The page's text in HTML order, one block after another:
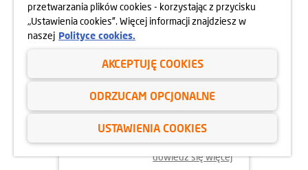
02.06.2025
ODYSEJA UMYSŁU 2025
dowiedz się więcej
przetwarzania plików cookies - korzystając z przycisku
„Ustawienia cookies”. Więcej informacji znajdziesz w
naszej Polityce cookies.
AKCEPTUJĘ COOKIES
ODRZUCAM OPCJONALNE
USTAWIENIA COOKIES